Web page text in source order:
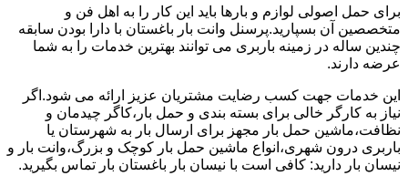
برای حمل اصولی لوازم و بارها باید این کار را به اهل فن و
متخصصین آن بسپارید.پرسنل وانت بار باغستان با دارا بودن سابقه
چندین ساله در زمینه باربری می توانند بهترین خدمات را به شما
عرضه دارند.
این خدمات جهت کسب رضایت مشتریان عزیز ارائه می شود.اگر
نیاز به کارگر خالی برای بسته بندی و حمل بار،کاگر چیدمان و
نظافت،ماشین حمل بار مجهز برای ارسال بار به شهرستان یا
باربری درون شهری،انواع ماشین حمل بار کوچک و بزرگ،وانت بار و
نیسان بار دارید: کافی است با نیسان بار باغستان بار تماس بگیرید.